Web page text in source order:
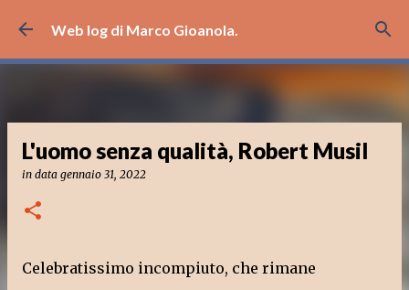
Passa ai contenuti principali
Web log di Marco Gioanola.
L'uomo senza qualità, Robert Musil
in data gennaio 31, 2022
Celebratissimo incompiuto, che rimane